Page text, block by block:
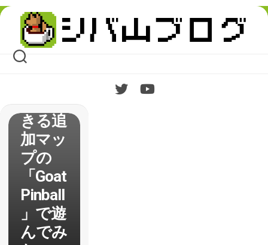
Skip
content
tor】
ヤギを
ボール
にして
ールで
きる追
加マッ
プの
「Goat
Pinball
」で遊
んでみ